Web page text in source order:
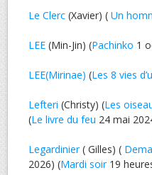
Le Clerc (Xavier) ( Un
LEE (Min-Jin) (Pachinko 1
LEE(Mirinae) (Les 8 vies
Lefteri (Christy) (Les
(Le livre du feu 24 mai
Legardinier( Gilles) (
2026) (Mardi soir19